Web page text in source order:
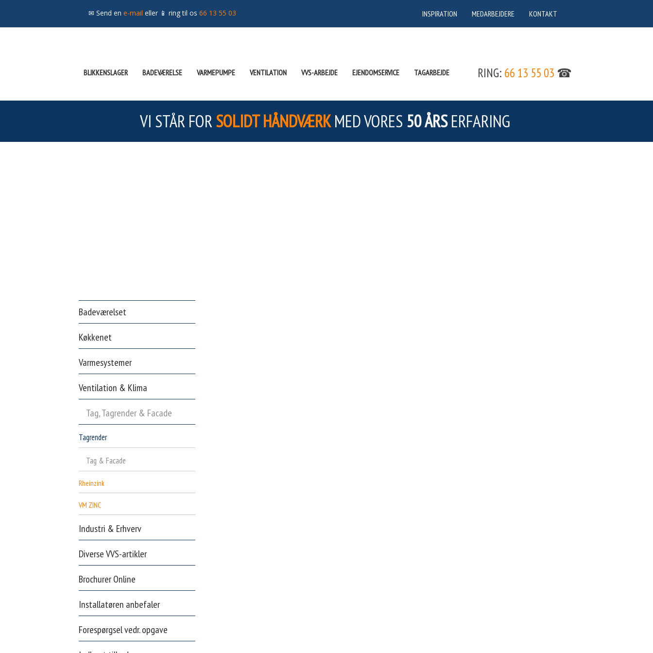
✉ Send en e-mail eller 📱 ring til os 66 13 55 03 INSPIRATION MEDARBEJDERE KONTAKT
BLIKKENSLAGER BADEVÆRELSE VARMEPUMPE VENTILATION VVS-ARBEJDE EJENDOMSERVICE TAGARBEJDE RING: 66 13 55 03 ☎
VI STÅR FORSOLIDT HÅNDVÆRKMED VORES 50 ÅRSERFARING
Badeværelset
Køkkenet
Varmesystemer
Ventilation & Klima
Tag, Tagrender & Facade
Tagrender
Tag & Facade
Rheinzink
VM ZINC
Industri & Erhverv
Diverse VVS-artikler
Brochurer Online
Installatøren anbefaler
Forespørgsel vedr. opgave